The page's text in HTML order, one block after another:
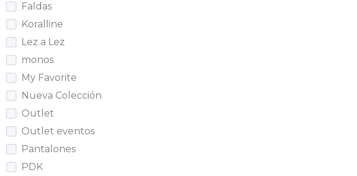
Faldas
Koralline
Lez a Lez
monos
My Favorite
Nueva Colección
Outlet
Outlet eventos
Pantalones
PDK